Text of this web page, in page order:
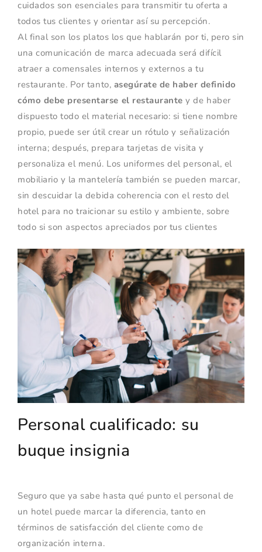
cuidados son esenciales para transmitir tu oferta a
todos tus clientes y orientar así su percepción.
Al final son los platos los que hablarán por ti, pero sin
una comunicación de marca adecuada será difícil
atraer a comensales internos y externos a tu
restaurante. Por tanto, asegúrate de haber definido
cómo debe presentarse el restaurante y de haber
dispuesto todo el material necesario: si tiene nombre
propio, puede ser útil crear un rótulo y señalización
interna; después, prepara tarjetas de visita y
personaliza el menú. Los uniformes del personal, el
mobiliario y la mantelería también se pueden marcar,
sin descuidar la debida coherencia con el resto del
hotel para no traicionar su estilo y ambiente, sobre
todo si son aspectos apreciados por tus clientes
Personal cualificado: su
buque insignia
Seguro que ya sabe hasta qué punto el personal de
un hotel puede marcar la diferencia, tanto en
términos de satisfacción del cliente como de
organización interna.